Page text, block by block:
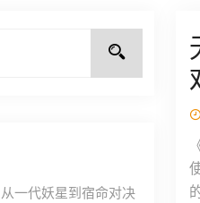
一代妖星到宿命对决